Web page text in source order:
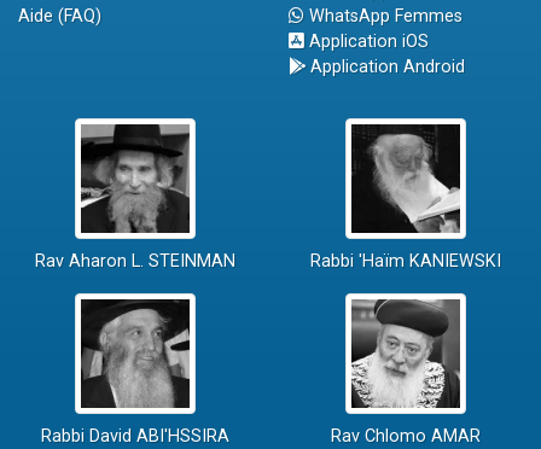
Aide (FAQ)
WhatsApp Femmes
Application iOS
Application Android
Rav Aharon L. STEINMAN Rabbi 'Haïm KANIEWSKI
Rabbi David ABI'HSSIRA Rav Chlomo AMAR